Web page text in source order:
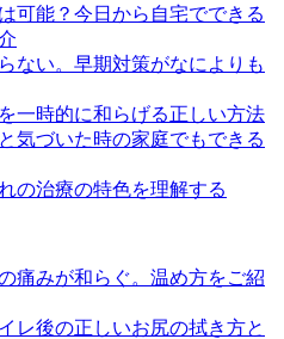
可能？今日から自宅でできる
ない。早期対策がなによりも
一時的に和らげる正しい方法
気づいた時の家庭でもできる
の治療の特色を理解する
痛みが和らぐ。温め方をご紹
レ後の正しいお尻の拭き方と